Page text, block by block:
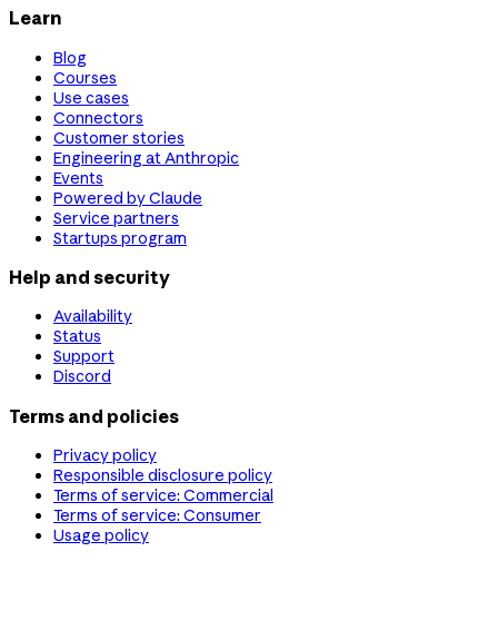
Learn
Blog
Courses
Use cases
Connectors
Customer stories
Engineering at Anthropic
Events
Powered by Claude
Service partners
Startups program
Help and security
Availability
Status
Support
Discord
Terms and policies
Privacy policy
Responsible disclosure policy
Terms of service: Commercial
Terms of service: Consumer
Usage policy